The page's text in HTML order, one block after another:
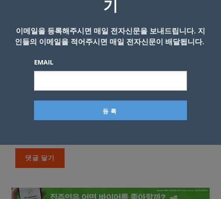
기
이메일을 등록해주시면 매일 전자신문을 보내드립니다. 지
인들의 이메일을 적어주시면 매일 전자신문이 배달됩니다.
EMAIL